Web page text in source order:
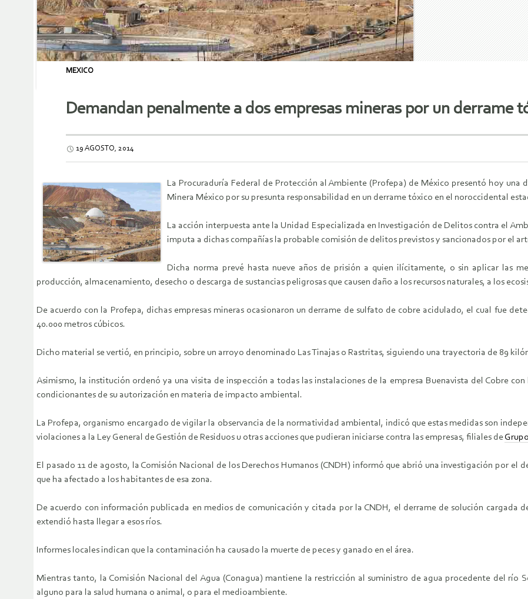
MEXICO
Demandan penalmente a dos empresas mineras por un derrame
19 AGOSTO, 2014
La Procuraduría Federal de Protección al Ambiente (Profepa) de México presentó hoy una
Minera México por su presunta responsabilidad en un derrame tóxico en el noroccidental
La acción interpuesta ante la Unidad Especializada en Investigación de Delitos contra el
imputa a dichas compañías la probable comisión de delitos previstos y sancionados por el
Dicha norma prevé hasta nueve años de prisión a quien ilícitamente, o sin aplicar las
producción, almacenamiento, desecho o descarga de sustancias peligrosas que causen daño a los recursos naturales, a los
De acuerdo con la Profepa, dichas empresas mineras ocasionaron un derrame de sulfato de cobre acidulado, el cual fue
40.000 metros cúbicos.
Dicho material se vertió, en principio, sobre un arroyo denominado Las Tinajas o Rastritas, siguiendo una trayectoria de 89
Asimismo, la institución ordenó ya una visita de inspección a todas las instalaciones de la empresa Buenavista del Cobre
condicionantes de su autorización en materia de impacto ambiental.
La Profepa, organismo encargado de vigilar la observancia de la normatividad ambiental, indicó que estas medidas son
violaciones a la Ley General de Gestión de Residuos u otras acciones que pudieran iniciarse contra las empresas, filiales de
El pasado 11 de agosto, la Comisión Nacional de los Derechos Humanos (CNDH) informó que abrió una investigación por el
que ha afectado a los habitantes de esa zona.
De acuerdo con información publicada en medios de comunicación y citada por la CNDH, el derrame de solución cargada
extendió hasta llegar a esos ríos.
Informes locales indican que la contaminación ha causado la muerte de peces y ganado en el área.
Mientras tanto, la Comisión Nacional del Agua (Conagua) mantiene la restricción al suministro de agua procedente del río
alguno para la salud humana o animal, o para el medioambiente.